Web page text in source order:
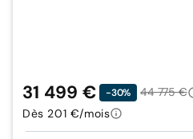
31 499 € -30%
44 775 €
Dès 201 €/mois